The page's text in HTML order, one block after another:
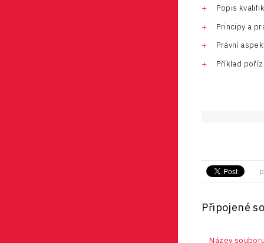
Popis
Principy a
Právní
Příklad
Připojené
Název souboru